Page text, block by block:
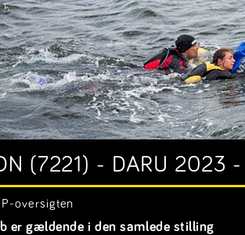
(7221) - DARU 2023 -
oversigten
er gældende i den samlede stilling